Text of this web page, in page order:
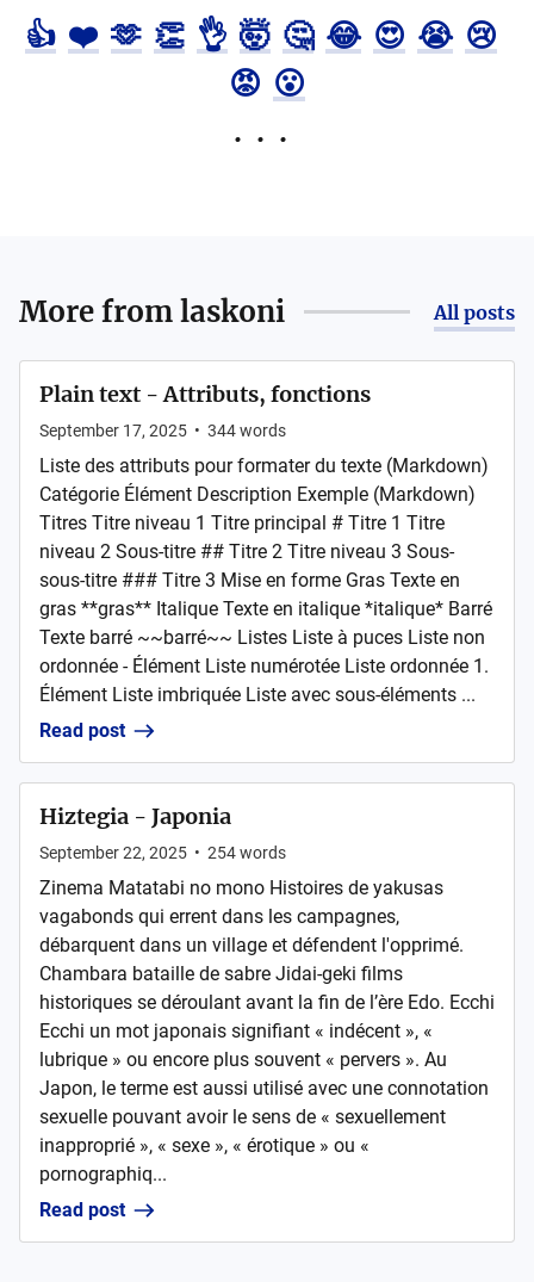
👍 ❤️ 🫶 👏 👌 🤯 🤔 😂 😍 😭 😢
😡 😮
More fromlaskoni All posts
Plain text - Attributs, fonctions
September 17, 2025 • 344words
Liste des attributs pour formater du texte (Markdown)
Catégorie Élément Description Exemple (Markdown)
Titres Titre niveau 1 Titre principal # Titre 1 Titre
niveau 2 Sous-titre ## Titre 2 Titre niveau 3 Sous-
sous-titre ### Titre 3 Mise en forme Gras Texte en
gras **gras** Italique Texte en italique *italique* Barré
Texte barré ~~barré~~ Listes Liste à puces Liste non
ordonnée - Élément Liste numérotée Liste ordonnée 1.
Élément Liste imbriquée Liste avec sous-éléments ...
Read post
Hiztegia - Japonia
September 22, 2025 • 254words
Zinema Matatabi no mono Histoires de yakusas
vagabonds qui errent dans les campagnes,
débarquent dans un village et défendent l'opprimé.
Chambara bataille de sabre Jidai-geki films
historiques se déroulant avant la fin de l’ère Edo. Ecchi
Ecchi un mot japonais signifiant « indécent », «
lubrique » ou encore plus souvent « pervers ». Au
Japon, le terme est aussi utilisé avec une connotation
sexuelle pouvant avoir le sens de « sexuellement
inapproprié », « sexe », « érotique » ou «
pornographiq...
Read post